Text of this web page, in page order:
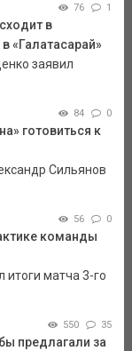
76 1
в
«Галатасарай»
заявил
84 0
готовиться к
Сильянов
56 0
команды
итоги матча 3-го
550 35
предлагали за